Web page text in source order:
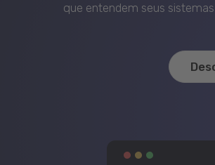
que entendem seus